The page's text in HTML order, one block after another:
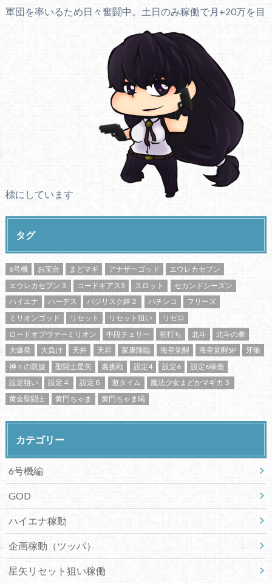
軍団を率いるため日々奮闘中。土日のみ稼働で月+20万を目
標にしています
タグ
6号機 お宝台 まどマギ アナザーゴッド
エウレカセブン
エウレカセブン３
コードギアス3 スロット
セカンドシーズン
ハイエナ
ハーデス バジリスク絆２ パチンコ
フリーズ
ミリオンゴッド
リセット リセット狙い
リゼロ
ロードオブヴァーミリオン
中段チェリー 初打ち 北斗
北斗の拳
大爆発
大負け 天井 天昇 家康降臨 海皇覚醒 海皇覚醒SP
牙狼
神々の凱旋
聖闘士星矢 裏挑戦 設定4 設定6
設定6稼働
設定狙い
設定４ 設定６ 遊タイム
魔法少女まどかマギカ３
黄金聖闘士
黄門ちゃま 黄門ちゃま喝
カテゴリー
6号機編
GOD
ハイエナ稼動
企画稼動（ツッパ）
星矢リセット狙い稼働